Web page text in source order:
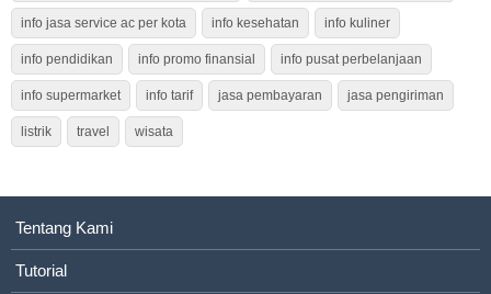
info jasa service ac per kota info kesehatan info kuliner
info pendidikan info promo finansial info pusat perbelanjaan
info supermarket info tarif jasa pembayaran jasa pengiriman
listrik travel wisata
Tentang Kami
Tutorial